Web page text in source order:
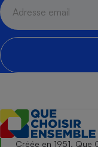
Créée en 1951, Que